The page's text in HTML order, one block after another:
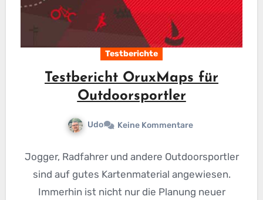
Testberichte
Testbericht OruxMaps für
Outdoorsportler
Udo Keine Kommentare
Jogger, Radfahrer und andere Outdoorsportler
sind auf gutes Kartenmaterial angewiesen.
Immerhin ist nicht nur die Planung neuer